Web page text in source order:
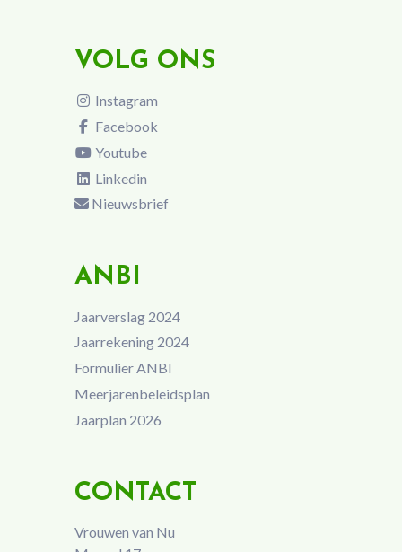
VOLG ONS
Instagram
Facebook
Youtube
Linkedin
Nieuwsbrief
ANBI
Jaarverslag 2024
Jaarrekening 2024
Formulier ANBI
Meerjarenbeleidsplan
Jaarplan 2026
CONTACT
Vrouwen van Nu